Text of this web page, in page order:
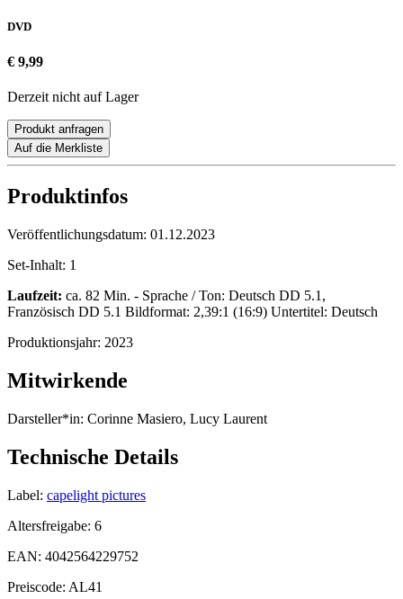
DVD
€ 9,99
Derzeit nicht auf Lager
Produkt anfragen
Auf die Merkliste
Produktinfos
Veröffentlichungsdatum: 01.12.2023
Set-Inhalt: 1
Laufzeit: ca. 82 Min. - Sprache / Ton: Deutsch DD 5.1,
Französisch DD 5.1 Bildformat: 2,39:1 (16:9) Untertitel: Deutsch
Produktionsjahr: 2023
Mitwirkende
Darsteller*in: Corinne Masiero, Lucy Laurent
Technische Details
Label: capelight pictures
Altersfreigabe: 6
EAN: 4042564229752
Preiscode: AL41